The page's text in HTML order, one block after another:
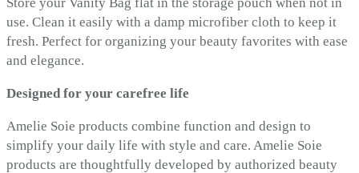
use. Clean it easily with a damp microfiber cloth to keep it
fresh. Perfect for organizing your beauty favorites with ease
and elegance.
Designed for your carefree life
Amelie Soie products combine function and design to
simplify your daily life with style and care. Amelie Soie
products are thoughtfully developed by authorized beauty